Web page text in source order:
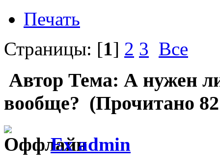
Печать
Страницы: [1] 2 3 Все
Автор Тема: А нужен
вообще? (Прочитано
Ex admin